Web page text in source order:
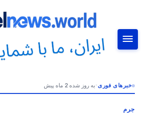
خبرهای فوری•به روز شده 2 ماه پیش
جرم